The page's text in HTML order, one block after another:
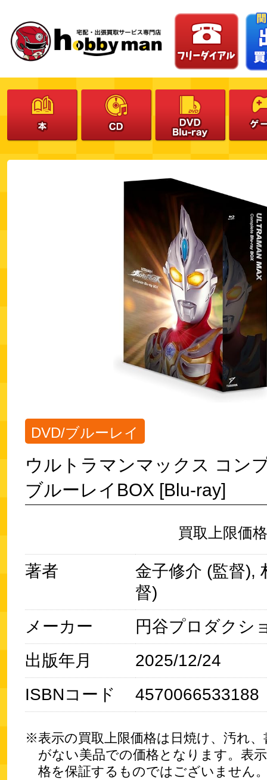
DVD/ブルーレイ
ウルトラマンマックス コン
ブルーレイBOX [Blu-ray]
買取上限価格
著者
金子修介 (監督),
督)
メーカー
円谷プロダクシ
出版年月
2025/12/24
ISBNコード
4570066533188
表示の買取上限価格は日焼け、汚れ
がない美品での価格となります。表
格を保証するものではございません